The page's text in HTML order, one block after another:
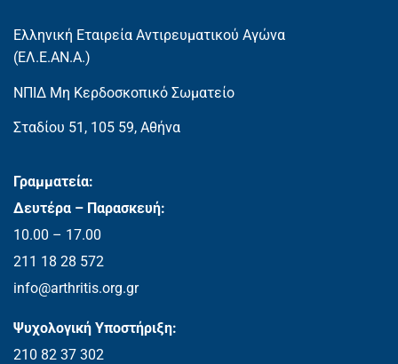
Ελληνική Εταιρεία Αντιρευματικού Αγώνα
(EΛ.Ε.ΑΝ.Α.)
ΝΠΙΔ Μη Κερδοσκοπικό Σωματείο
Σταδίου 51, 105 59, Αθήνα
Γραμματεία:
Δευτέρα – Παρασκευή:
10.00 – 17.00
211 18 28 572
info@arthritis.org.gr
Ψυχολογική Υποστήριξη:
210 82 37 302